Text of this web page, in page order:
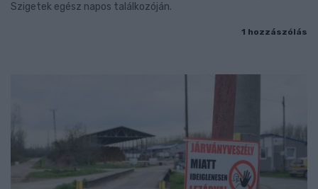
Szigetek egész napos találkozóján.
1 hozzászólás